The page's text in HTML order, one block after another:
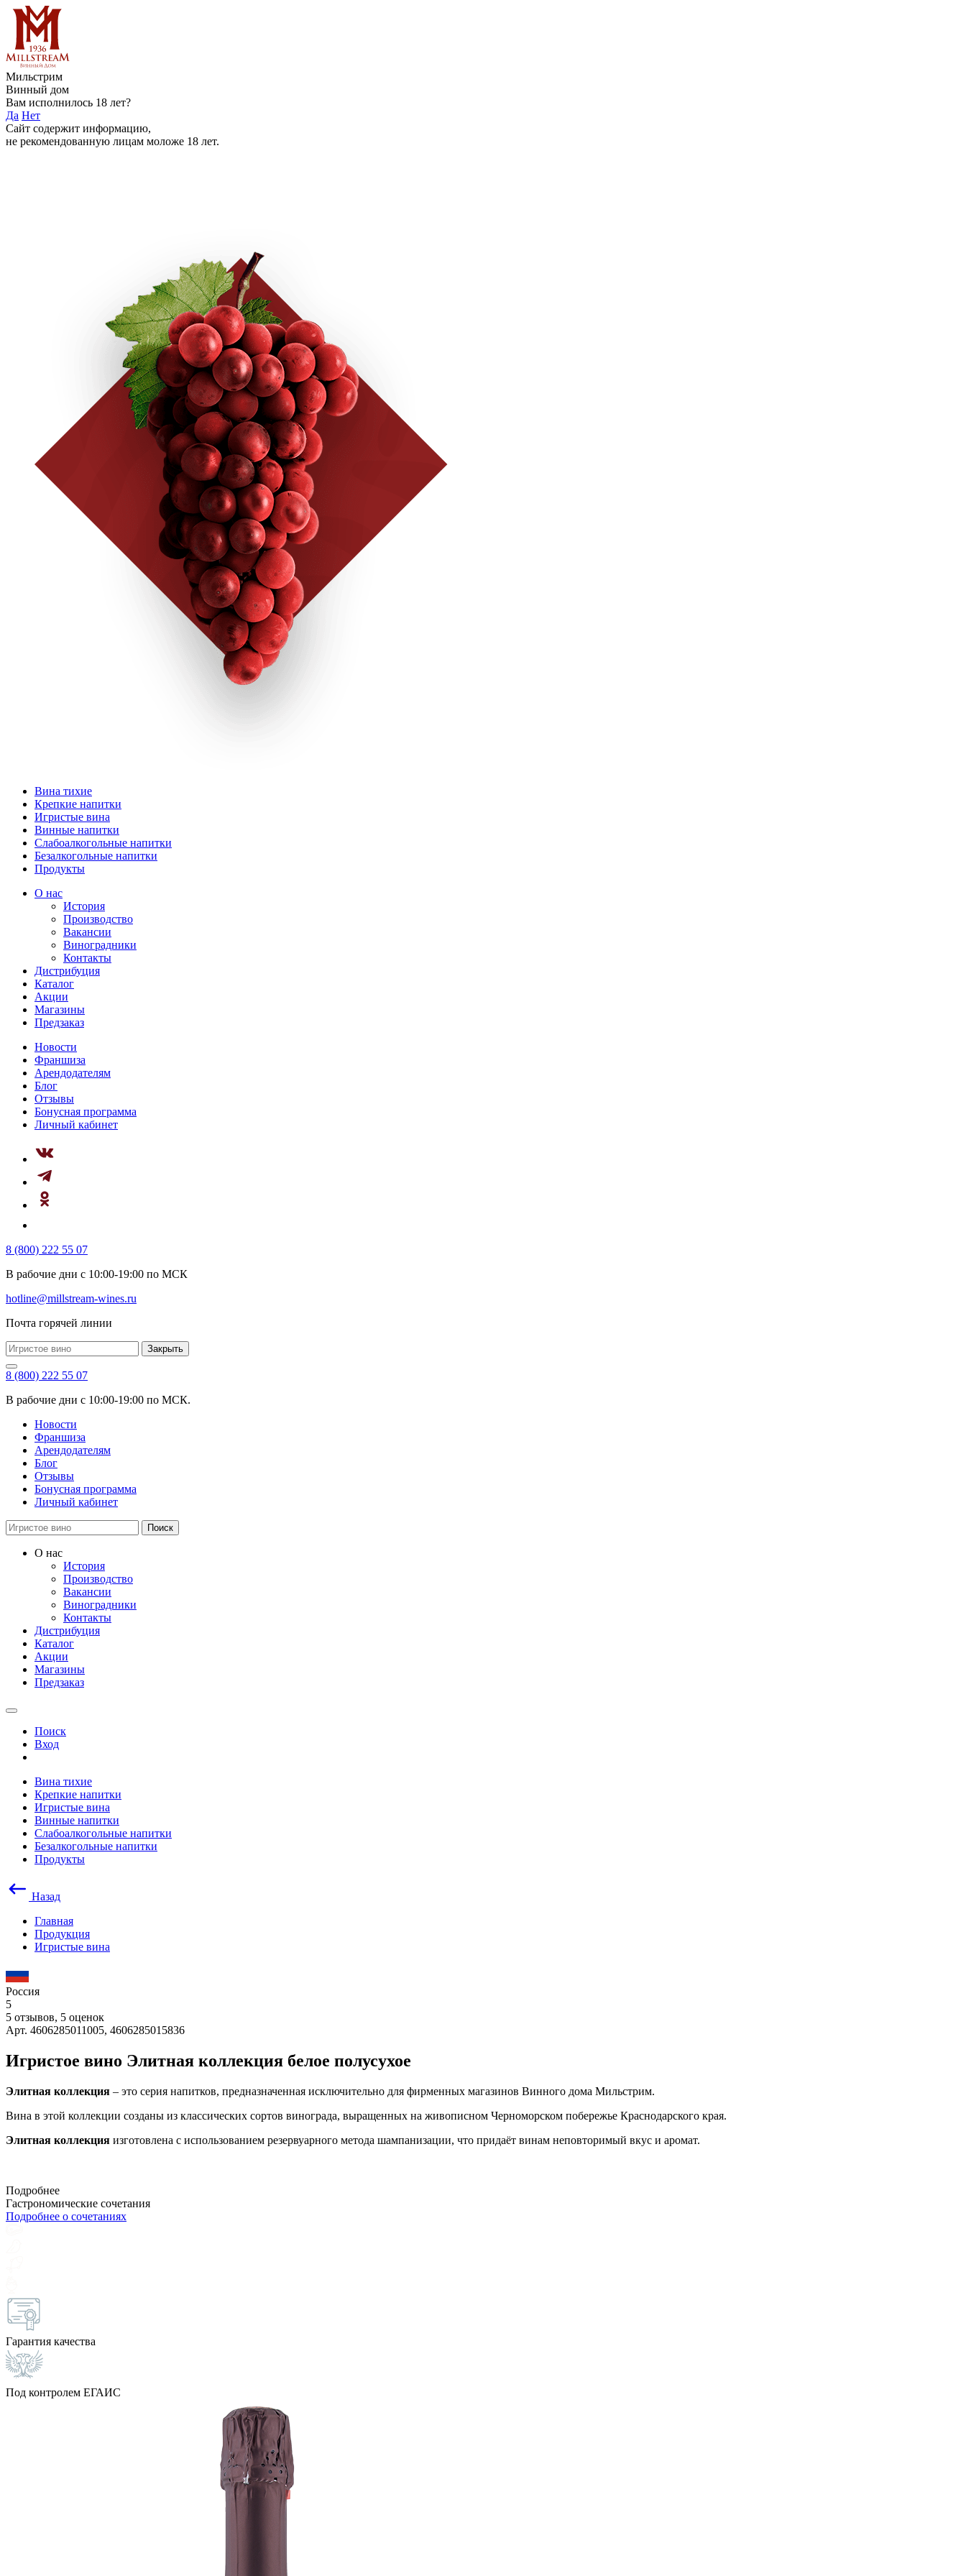
Мильстрим
Винный дом
Вам исполнилось 18 лет?
Да Нет
Сайт содержит информацию,
не рекомендованную лицам моложе 18 лет.
Вина тихие
Крепкие напитки
Игристые вина
Винные напитки
Слабоалкогольные напитки
Безалкогольные напитки
Продукты
О нас
История
Производство
Вакансии
Виноградники
Контакты
Дистрибуция
Каталог
Акции
Магазины
Предзаказ
Новости
Франшиза
Арендодателям
Блог
Отзывы
Бонусная программа
Личный кабинет
8 (800) 222 55 07
В рабочие дни с 10:00-19:00 по МСК
hotline@millstream-wines.ru
Почта горячей линии
Закрыть
8 (800) 222 55 07
В рабочие дни с 10:00-19:00 по МСК.
Новости
Франшиза
Арендодателям
Блог
Отзывы
Бонусная программа
Личный кабинет
Поиск
О нас
История
Производство
Вакансии
Виноградники
Контакты
Дистрибуция
Каталог
Акции
Магазины
Предзаказ
Поиск
Вход
Вина тихие
Крепкие напитки
Игристые вина
Винные напитки
Слабоалкогольные напитки
Безалкогольные напитки
Продукты
Назад
Главная
Продукция
Игристые вина
Россия
5
5 отзывов, 5 оценок
Арт. 4606285011005, 4606285015836
Игристое вино Элитная коллекция белое полусухое
Элитная коллекция – это серия напитков, предназначенная исключительно для фирменных магазинов Винного дома Мильстрим.
Вина в этой коллекции созданы из классических сортов винограда, выращенных на живописном Черноморском побережье Краснодарского края.
Элитная коллекция изготовлена с использованием резервуарного метода шампанизации, что придаёт винам неповторимый вкус и аромат.
Подробнее
Гастрономические сочетания
Подробнее о сочетаниях
Гарантия качества
Под контролем ЕГАИС